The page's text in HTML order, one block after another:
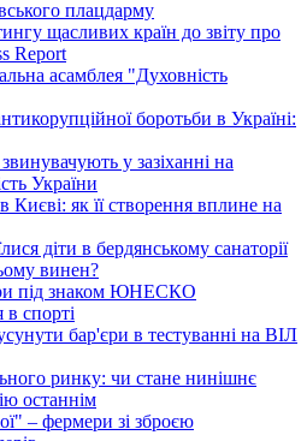
плацдарму
щасливих країн до звіту про
Report
асамблея "Духовність
боротьби в Україні:
у зазіханні на
України
Києві: як її створення вплине на
діти в бердянському санаторії
винен?
під знаком ЮНЕСКО
спорті
бар'єри в тестуванні на ВІЛ
ринку: чи стане нинішнє
останнім
– фермери зі зброєю